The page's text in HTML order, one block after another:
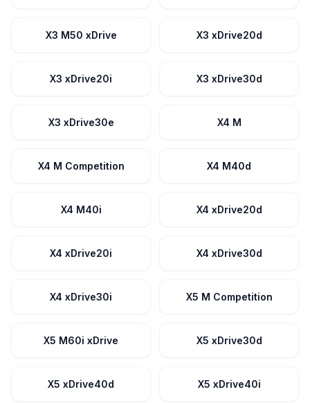
X3 M50 xDrive X3 xDrive20d
X3 xDrive20i X3 xDrive30d
X3 xDrive30e X4 M
X4 M Competition X4 M40d
X4 M40i X4 xDrive20d
X4 xDrive20i X4 xDrive30d
X4 xDrive30i X5 M Competition
X5 M60i xDrive X5 xDrive30d
X5 xDrive40d X5 xDrive40i